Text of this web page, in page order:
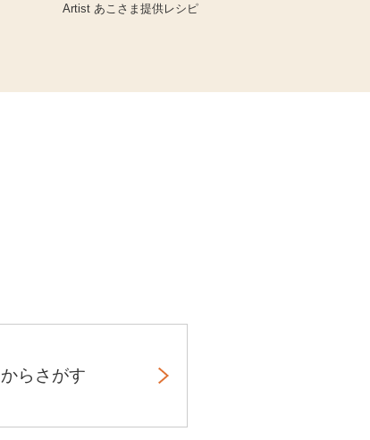
Artist あこさま提供レシピ
からさがす